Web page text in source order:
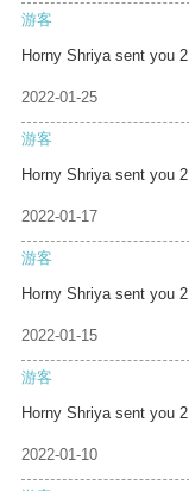
游客
Horny Shriya sent you 2
2022-01-25
游客
Horny Shriya sent you 2
2022-01-17
游客
Horny Shriya sent you 2
2022-01-15
游客
Horny Shriya sent you 2
2022-01-10